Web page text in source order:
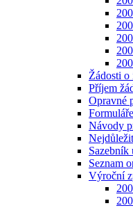
Žádosti o
Příjem
Opravné
Formuláře
Návody
Sazebník
Seznam
Výroční